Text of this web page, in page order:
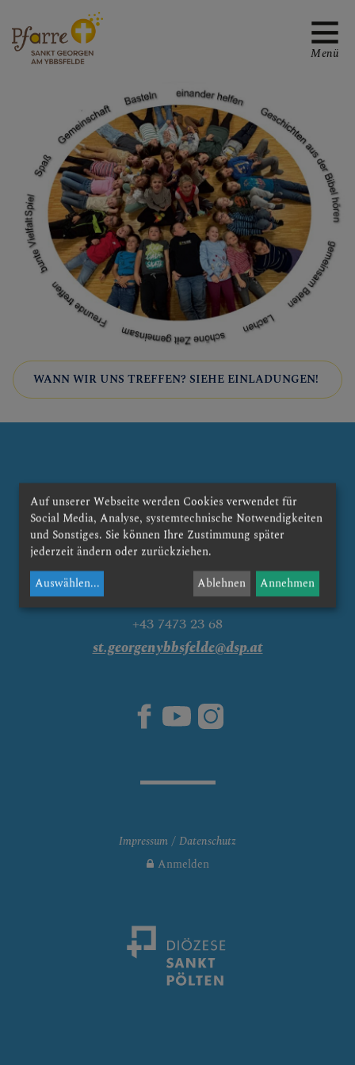
TREFFPUNKTE MIT
GOTT
WER WIR SIND UND
GRUPPEN
Pfarrleitung und Team
Leadership-Team
Pfarrgemeinderat
Gruppen & Runden
Jungschar
Legio Mariens
motherprayers Mütter
Gebete
PFARRKIRCHE
Menü
WANN WIR UNS TREFFEN? SIEHE EINLADUNGEN!
Pfarre St.Georgen am Ybbsfelde
Am Kirchenberg 1
3304 St. Georgen am Ybbsfelde
Telefon:
+43 7473 23 68
st.georgenybbsfelde@dsp.at
Impressum
Datenschutz
Anmelden
Auf unserer Webseite werden Cookies verwendet für
Social Media, Analyse, systemtechnische Notwendigkeiten
und Sonstiges. Sie können Ihre Zustimmung später
jederzeit ändern oder zurückziehen.
Auswählen... Ablehnen Annehmen